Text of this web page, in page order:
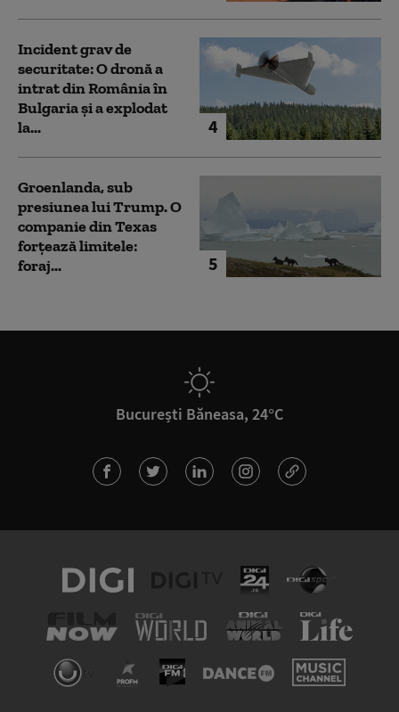
4
Incident grav de
securitate: O dronă a
intrat din România în
Bulgaria şi a explodat
la...
5
Groenlanda, sub
presiunea lui Trump. O
companie din Texas
forțează limitele:
foraj...
București Băneasa, 24°C